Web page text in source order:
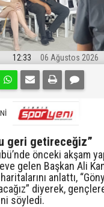
12:33 06 Ağustos 2026
geri getireceğiz”
önceki akşam
gelen Başkan Ali
anlattı,
diyerek,
söyledi.